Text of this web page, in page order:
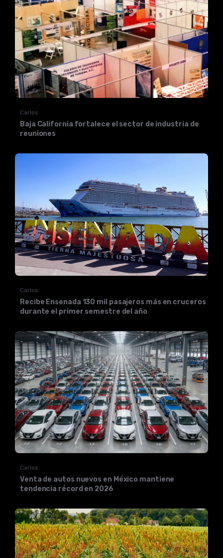
Carlos
Baja California fortalece el sector de industria de
reuniones
Carlos
Recibe Ensenada 130 mil pasajeros más en cruceros
durante el primer semestre del año
Carlos
Venta de autos nuevos en México mantiene
tendencia récord en 2026